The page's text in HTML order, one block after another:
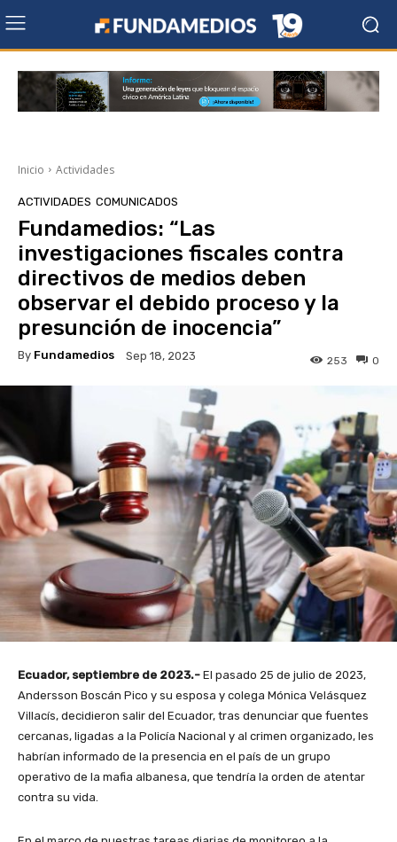
Inicio Actividades
ACTIVIDADES COMUNICADOS
Fundamedios: “Las
investigaciones fiscales contra
directivos de medios deben
observar el debido proceso y la
presunción de inocencia”
By Fundamedios Sep 18, 2023 0
253
Ecuador, septiembre de 2023.- El pasado 25 de julio de 2023,
Andersson Boscán Pico y su esposa y colega Mónica Velásquez
Villacís, decidieron salir del Ecuador, tras denunciar que fuentes
cercanas, ligadas a la Policía Nacional y al crimen organizado, les
habrían informado de la presencia en el país de un grupo
operativo de la mafia albanesa, que tendría la orden de atentar
contra su vida.